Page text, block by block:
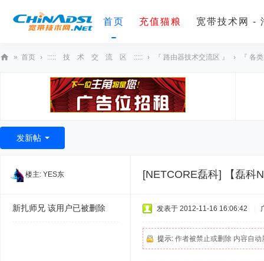
首页 充值猫粮 宽带技术网 -
术
» 首页 › ::::: 技 术 交 流 区 ::::: › 『 路由器技术交流区 』 › 『 各
发新帖
楼主: YES东 [NETCORE磊科] 【磊科
新扎师兄 该用户已被删除 发表于 2012-11-16 16:06:42
提示: 作者被禁止或删除 内容自动